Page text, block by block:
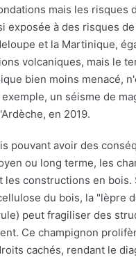
mais les risques
exposée à des risques
et la Martinique,
volcaniques, mais le
bien moins menacé,
un séisme de
en 2019.
pouvant avoir des
ou long terme, les
les constructions en bois.
du bois, la "lèpre
peut fragiliser des
Ce champignon
cachés, rendant le